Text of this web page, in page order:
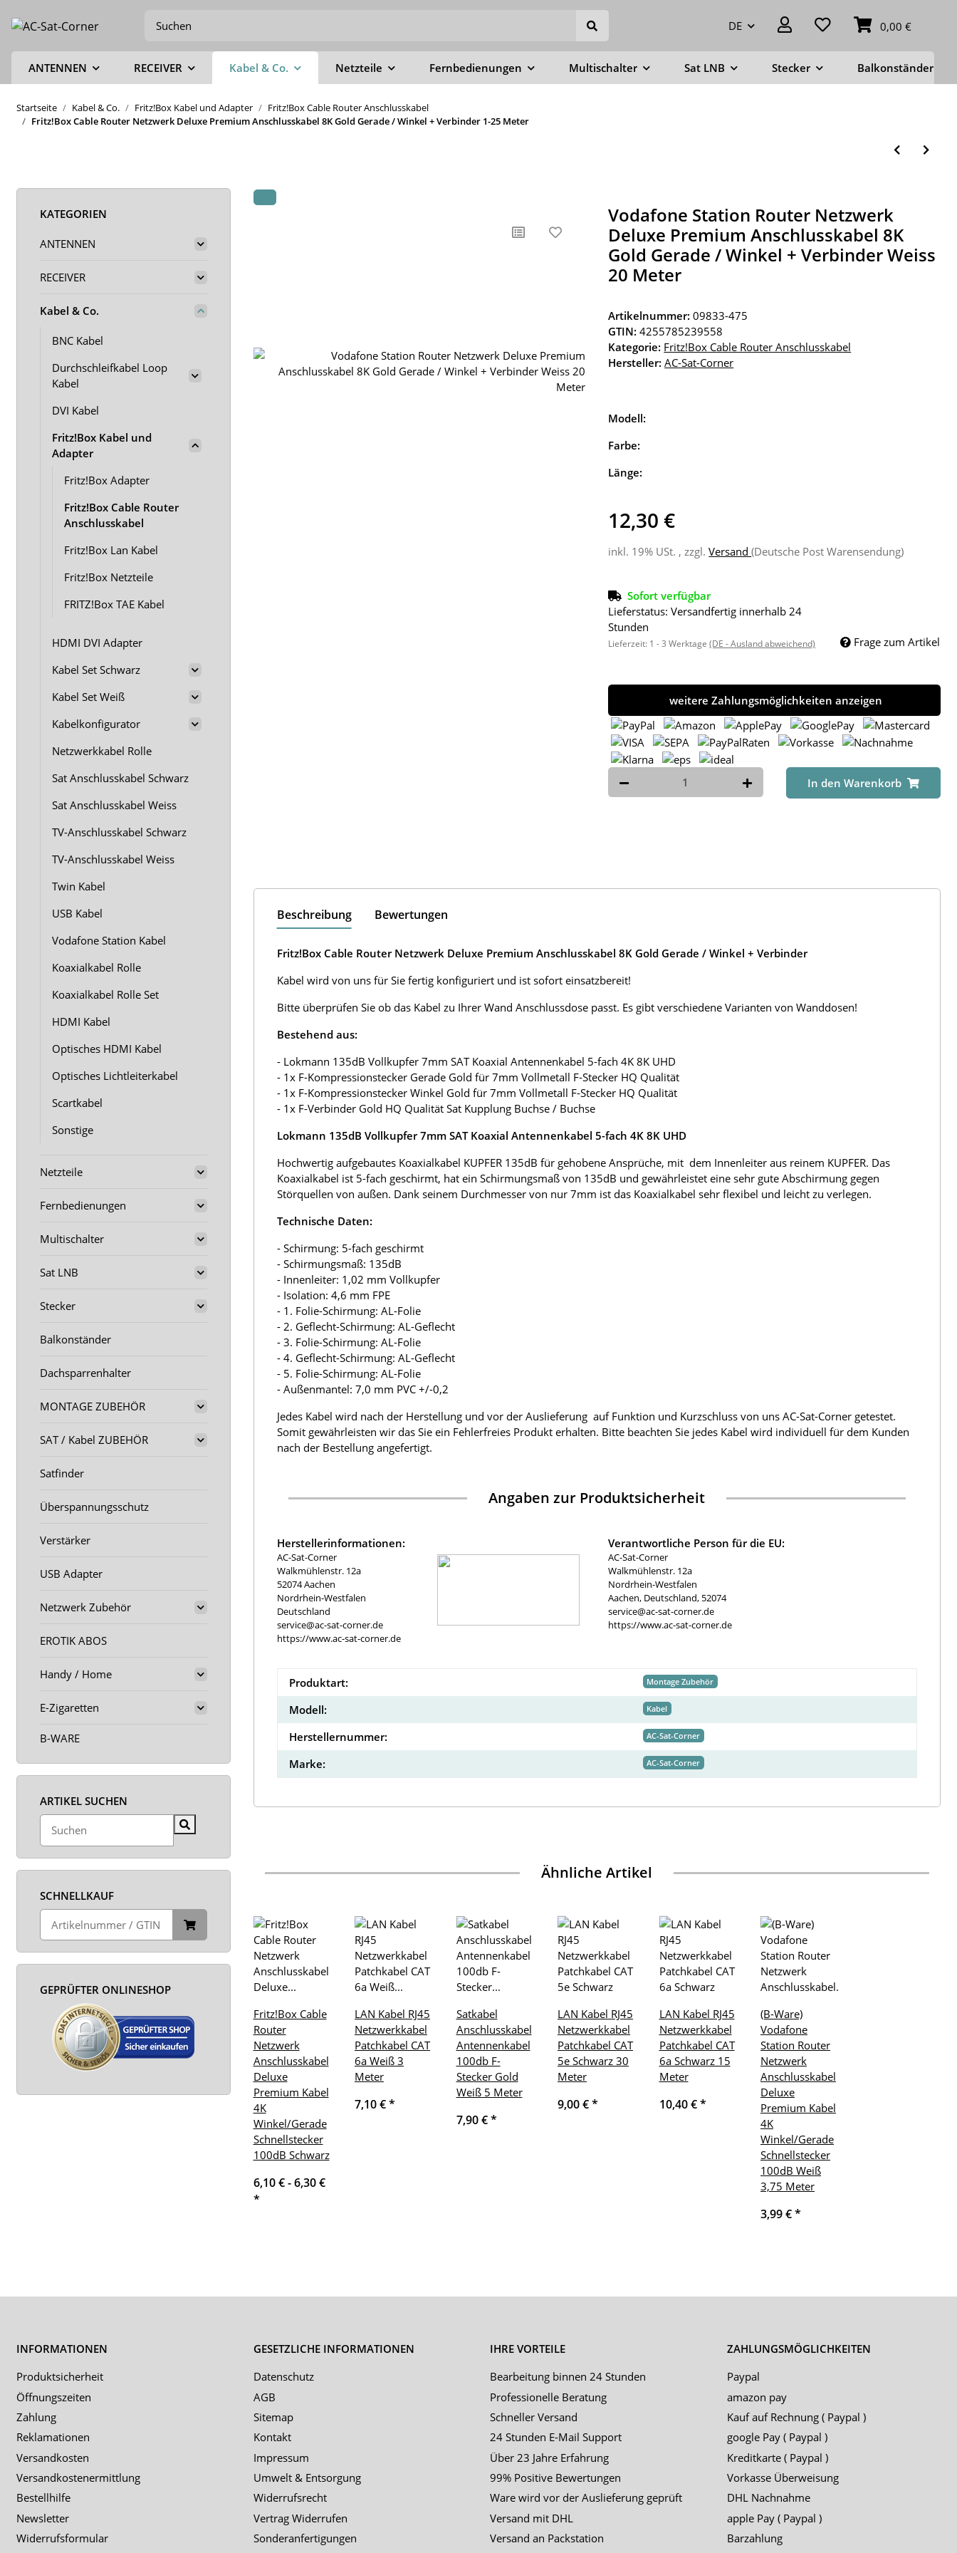
DE 0,00 €
ANTENNEN RECEIVER Kabel & Co. Netzteile Fernbedienungen Multischalter Sat LNB Stecker Balkonständer
Startseite Kabel & Co. Fritz!Box Kabel und Adapter
Fritz!Box Cable Router Anschlusskabel
Fritz!Box Cable Router Netzwerk Deluxe Premium Anschlusskabel 8K Gold Gerade / Winkel + Verbinder 1-25 Meter
Vodafone Station Router Netzwerk
Deluxe Premium Anschlusskabel 8K
Gold Gerade / Winkel + Verbinder Weiss
20 Meter
Artikelnummer:09833-475
GTIN: 4255785239558
Kategorie: Fritz!Box Cable Router Anschlusskabel
Hersteller: AC-Sat-Corner
Modell:
Farbe:
Länge:
12,30 €
inkl. 19% USt. , zzgl.Versand(Deutsche Post Warensendung)
Sofort verfügbar
Lieferstatus: Versandfertig innerhalb 24
Stunden
Lieferzeit: 1 - 3 Werktage(DE - Ausland abweichend) Frage zum Artikel
weitere Zahlungsmöglichkeiten anzeigen
In den Warenkorb
Beschreibung Bewertungen
Fritz!Box Cable Router Netzwerk Deluxe Premium Anschlusskabel 8K Gold Gerade / Winkel + Verbinder
Kabel wird von uns für Sie fertig konfiguriert und ist sofort einsatzbereit!
Bitte überprüfen Sie ob das Kabel zu Ihrer Wand Anschlussdose passt. Es gibt verschiedene Varianten von Wanddosen!
Bestehend aus:
- Lokmann 135dB Vollkupfer 7mm SAT Koaxial Antennenkabel 5-fach 4K 8K UHD
- 1x F-Kompressionstecker Gerade Gold für 7mm Vollmetall F-Stecker HQ Qualität
- 1x F-Kompressionstecker Winkel Gold für 7mm Vollmetall F-Stecker HQ Qualität
- 1x F-Verbinder Gold HQ Qualität Sat Kupplung Buchse / Buchse
Lokmann 135dB Vollkupfer 7mm SAT Koaxial Antennenkabel 5-fach 4K 8K UHD
Hochwertig aufgebautes Koaxialkabel KUPFER 135dB für gehobene Ansprüche, mit dem Innenleiter aus reinem KUPFER. Das
Koaxialkabel ist 5-fach geschirmt, hat ein Schirmungsmaß von 135dB und gewährleistet eine sehr gute Abschirmung gegen
Störquellen von außen. Dank seinem Durchmesser von nur 7mm ist das Koaxialkabel sehr flexibel und leicht zu verlegen.
Technische Daten:
- Schirmung: 5-fach geschirmt
- Schirmungsmaß: 135dB
- Innenleiter: 1,02 mm Vollkupfer
- Isolation: 4,6 mm FPE
- 1. Folie-Schirmung: AL-Folie
- 2. Geflecht-Schirmung: AL-Geflecht
- 3. Folie-Schirmung: AL-Folie
- 4. Geflecht-Schirmung: AL-Geflecht
- 5. Folie-Schirmung: AL-Folie
- Außenmantel: 7,0 mm PVC +/-0,2
Jedes Kabel wird nach der Herstellung und vor der Auslieferung auf Funktion und Kurzschluss von uns AC-Sat-Corner getestet.
Somit gewährleisten wir das Sie ein Fehlerfreies Produkt erhalten. Bitte beachten Sie jedes Kabel wird individuell für dem Kunden
nach der Bestellung angefertigt.
Angaben zur Produktsicherheit
Herstellerinformationen:
AC-Sat-Corner
Walkmühlenstr. 12a
52074 Aachen
Nordrhein-Westfalen
Deutschland
service@ac-sat-corner.de
https://www.ac-sat-corner.de
Verantwortliche Person für die EU:
AC-Sat-Corner
Walkmühlenstr. 12a
Nordrhein-Westfalen
Aachen, Deutschland, 52074
service@ac-sat-corner.de
https://www.ac-sat-corner.de
Produktart: Montage Zubehör
Modell: Kabel
Herstellernummer: AC-Sat-Corner
Marke: AC-Sat-Corner
Ähnliche Artikel
Fritz!Box Cable
Router
Netzwerk
Anschlusskabel
Deluxe
Premium Kabel
4K
Winkel/Gerade
Schnellstecker
100dB Schwarz
6,10 € -6,30 €
*
LAN Kabel RJ45
Netzwerkkabel
Patchkabel CAT
6a Weiß 3
Meter
7,10 €*
Satkabel
Anschlusskabel
Antennenkabel
100db F-
Stecker Gold
Weiß 5 Meter
7,90 €*
LAN Kabel RJ45
Netzwerkkabel
Patchkabel CAT
5e Schwarz 30
Meter
9,00 €*
LAN Kabel RJ45
Netzwerkkabel
Patchkabel CAT
6a Schwarz 15
Meter
10,40 €*
(B-Ware)
Vodafone
Station Router
Netzwerk
Anschlusskabel
Deluxe
Premium Kabel
4K
Winkel/Gerade
Schnellstecker
100dB Weiß
3,75 Meter
3,99 €*
KATEGORIEN
ANTENNEN
RECEIVER
Kabel & Co.
BNC Kabel
Durchschleifkabel Loop
Kabel
DVI Kabel
Fritz!Box Kabel und
Adapter
Fritz!Box Adapter
Fritz!Box Cable Router
Anschlusskabel
Fritz!Box Lan Kabel
Fritz!Box Netzteile
FRITZ!Box TAE Kabel
HDMI DVI Adapter
Kabel Set Schwarz
Kabel Set Weiß
Kabelkonfigurator
Netzwerkkabel Rolle
Sat Anschlusskabel Schwarz
Sat Anschlusskabel Weiss
TV-Anschlusskabel Schwarz
TV-Anschlusskabel Weiss
Twin Kabel
USB Kabel
Vodafone Station Kabel
Koaxialkabel Rolle
Koaxialkabel Rolle Set
HDMI Kabel
Optisches HDMI Kabel
Optisches Lichtleiterkabel
Scartkabel
Sonstige
Netzteile
Fernbedienungen
Multischalter
Sat LNB
Stecker
Balkonständer
Dachsparrenhalter
MONTAGE ZUBEHÖR
SAT / Kabel ZUBEHÖR
Satfinder
Überspannungsschutz
Verstärker
USB Adapter
Netzwerk Zubehör
EROTIK ABOS
Handy / Home
E-Zigaretten
B-WARE
ARTIKEL SUCHEN
SCHNELLKAUF
GEPRÜFTER ONLINESHOP
INFORMATIONEN
Produktsicherheit
Öffnungszeiten
Zahlung
Reklamationen
Versandkosten
Versandkostenermittlung
Bestellhilfe
Newsletter
Widerrufsformular
GESETZLICHE INFORMATIONEN
Datenschutz
AGB
Sitemap
Kontakt
Impressum
Umwelt & Entsorgung
Widerrufsrecht
Vertrag Widerrufen
Sonderanfertigungen
IHRE VORTEILE
Bearbeitung binnen 24 Stunden
Professionelle Beratung
Schneller Versand
24 Stunden E-Mail Support
Über 23 Jahre Erfahrung
99% Positive Bewertungen
Ware wird vor der Auslieferung geprüft
Versand mit DHL
Versand an Packstation
ZAHLUNGSMÖGLICHKEITEN
Paypal
amazon pay
Kauf auf Rechnung ( Paypal )
google Pay ( Paypal )
Kreditkarte ( Paypal )
Vorkasse Überweisung
DHL Nachnahme
apple Pay ( Paypal )
Barzahlung